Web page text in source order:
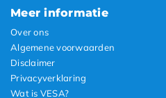
Meer informatie
Over ons
Algemene voorwaarden
Disclaimer
Privacyverklaring
Wat is VESA?